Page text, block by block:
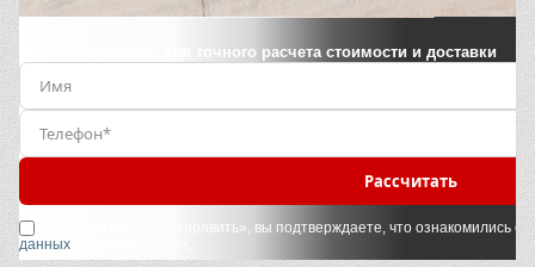
Заполните форму для точного расчета стоимости и доставки
Рассчитать
Нажимая кнопку «Отправить», вы подтверждаете, что ознакомились с
данных